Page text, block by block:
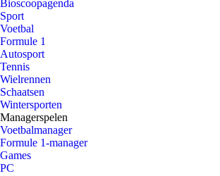
Bioscoopagenda
Sport
Voetbal
Formule 1
Autosport
Tennis
Wielrennen
Schaatsen
Wintersporten
Managerspelen
Voetbalmanager
Formule 1-manager
Games
PC